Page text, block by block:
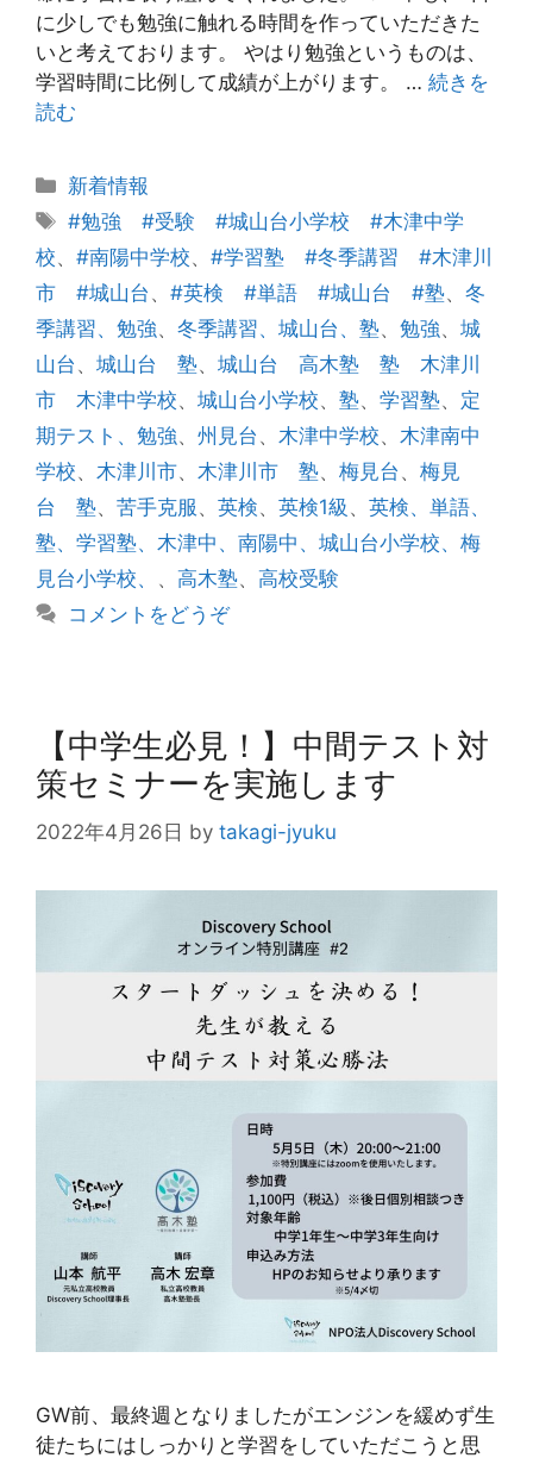
に少しでも勉強に触れる時間を作っていただきた
いと考えております。 やはり勉強というものは、
学習時間に比例して成績が上がります。 … 続きを
読む
カ
テ
リ
ー
新着情報
タ
グ
#勉強 #受験 #城山台小学校 #木津中学
校、 #南陽中学校、 #学習塾 #冬季講習 #木津川
市 #城山台 、 #英検 #単語 #城山台 #塾、 冬
季講習、勉強、 冬季講習、城山台、塾、 勉強、 城
山台 、 城山台 塾、 城山台 高木塾 塾 木津川
市 木津中学校、 城山台小学校、 塾、 学習塾、 定
期テスト、勉強、 州見台 、 木津中学校、 木津南中
学校、 木津川市、 木津川市 塾、 梅見台 、 梅見
台 塾、 苦手克服 、 英検、 英検1級 、 英検、単語、
塾、学習塾、木津中、南陽中、城山台小学校、梅
見台小学校、 、 高木塾、 高校受験
コメントをどうぞ
【中学生必見！】中間テスト対
策セミナーを実施します
2022年4月26日 by takagi-jyuku
GW前、最終週となりましたがエンジンを緩めず生
徒たちにはしっかりと学習をしていただこうと思